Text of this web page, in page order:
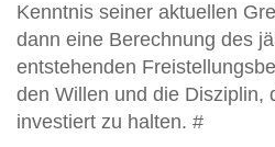
Kenntnis seiner aktuellen
dann eine Berechnung des
entstehenden
den Willen und die Disziplin,
investiert zu halten. #